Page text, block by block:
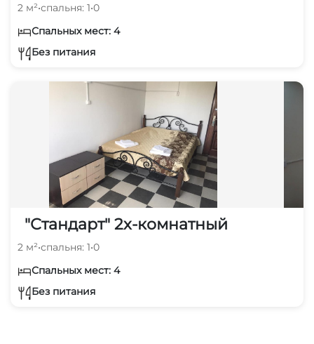
2 м²•спальня: 1•0
Спальных мест: 4
Без питания
"Стандарт" 2х-комнатный
2 м²•спальня: 1•0
Спальных мест: 4
Без питания